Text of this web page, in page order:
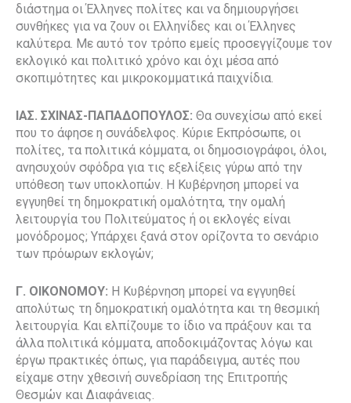
διάστημα οι Έλληνες πολίτες και να δημιουργήσει
συνθήκες για να ζουν οι Ελληνίδες και οι Έλληνες
καλύτερα. Με αυτό τον τρόπο εμείς προσεγγίζουμε τον
εκλογικό και πολιτικό χρόνο και όχι μέσα από
σκοπιμότητες και μικροκομματικά παιχνίδια.
ΙΑΣ. ΣΧΙΝΑΣ-ΠΑΠΑΔΟΠΟΥΛΟΣ: Θα συνεχίσω από εκεί
που το άφησε η συνάδελφος. Κύριε Εκπρόσωπε, οι
πολίτες, τα πολιτικά κόμματα, οι δημοσιογράφοι, όλοι,
ανησυχούν σφόδρα για τις εξελίξεις γύρω από την
υπόθεση των υποκλοπών. Η Κυβέρνηση μπορεί να
εγγυηθεί τη δημοκρατική ομαλότητα, την ομαλή
λειτουργία του Πολιτεύματος ή οι εκλογές είναι
μονόδρομος; Υπάρχει ξανά στον ορίζοντα το σενάριο
των πρόωρων εκλογών;
Γ. ΟΙΚΟΝΟΜΟΥ: Η Κυβέρνηση μπορεί να εγγυηθεί
απολύτως τη δημοκρατική ομαλότητα και τη θεσμική
λειτουργία. Και ελπίζουμε το ίδιο να πράξουν και τα
άλλα πολιτικά κόμματα, αποδοκιμάζοντας λόγω και
έργω πρακτικές όπως, για παράδειγμα, αυτές που
είχαμε στην χθεσινή συνεδρίαση της Επιτροπής
Θεσμών και Διαφάνειας.